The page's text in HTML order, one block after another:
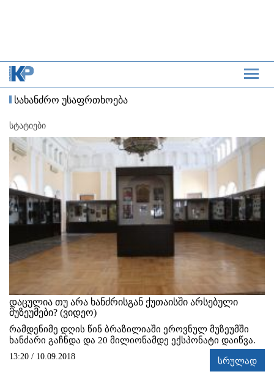
სახანძრო უსაფრთხოება
სტატიები
დაცულია თუ არა ხანძრისგან ქუთაისში არსებული
მუზეუმები? (ვიდეო)
რამდენიმე დღის წინ ბრაზილიაში ეროვნულ მუზეუმში
ხანძარი გაჩნდა და 20 მილიონამდე ექსპონატი დაიწვა.
13:20 / 10.09.2018 სრულად